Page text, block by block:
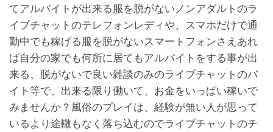
てアルバイトが出来る服を脱がないノンアダルトのラ
イブチャットのテレフォンレディや、スマホだけで通
勤中でも稼げる服を脱がないスマートフォンさえあれ
ば自分の家でも何所に居てもアルバイトをする事が出
来る、脱がないで良い雑談のみのライブチャットのバ
イト等で、出来る限り働いて、お金をいっぱい稼いで
みませんか？風俗のプレイは、経験が無い人が思って
いるより途轍もなく落ち込むのでライブチャットのチ